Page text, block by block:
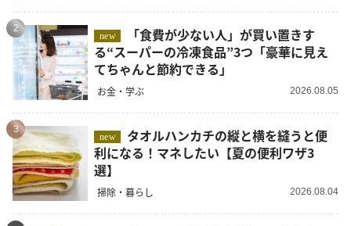
2
new
る“スーパーの冷凍食品”3つ「豪華に見え
てちゃんと節約できる」
お金・学ぶ 2026.08.05
3
new
利になる！マネしたい【夏の便利ワザ3
選】
掃除・暮らし 2026.08.04